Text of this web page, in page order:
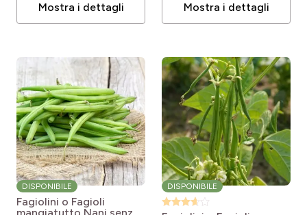
Mostra i dettagli Mostra i dettagli
DISPONIBILE
Fagiolini o Fagioli
DISPONIBILE